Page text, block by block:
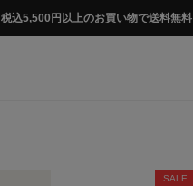
税込5,500円以上のお買い物で送料無料
SALE